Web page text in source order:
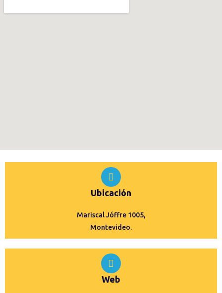
Ubicación
Mariscal Jóffre 1005,
Montevideo.
Web